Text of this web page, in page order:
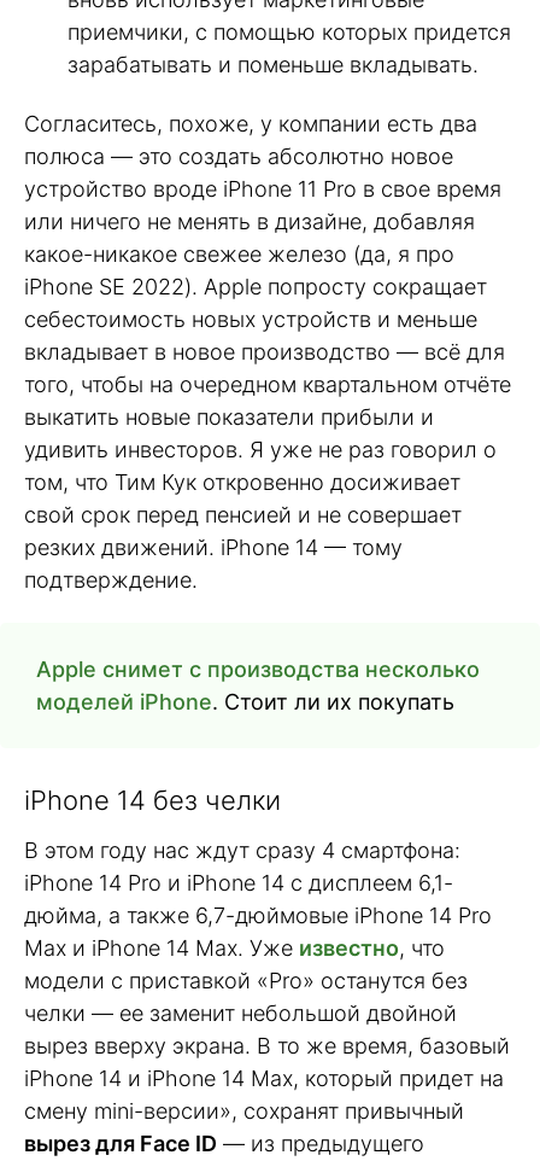
приемчики, с помощью которых придется
зарабатывать и поменьше вкладывать.
Согласитесь, похоже, у компании есть два
полюса — это создать абсолютно новое
устройство вроде iPhone 11 Pro в свое время
или ничего не менять в дизайне, добавляя
какое-никакое свежее железо (да, я про
iPhone SE 2022). Apple попросту сокращает
себестоимость новых устройств и меньше
вкладывает в новое производство — всё для
того, чтобы на очередном квартальном отчёте
выкатить новые показатели прибыли и
удивить инвесторов. Я уже не раз говорил о
том, что Тим Кук откровенно досиживает
свой срок перед пенсией и не совершает
резких движений. iPhone 14 — тому
подтверждение.
Apple снимет с производства несколько
моделей iPhone. Стоит ли их покупать
iPhone 14 без челки
В этом году нас ждут сразу 4 смартфона:
iPhone 14 Pro и iPhone 14 с дисплеем 6,1-
дюйма, а также 6,7-дюймовые iPhone 14 Pro
Max и iPhone 14 Max. Уже известно, что
модели с приставкой «Pro» останутся без
челки — ее заменит небольшой двойной
вырез вверху экрана. В то же время, базовый
iPhone 14 и iPhone 14 Max, который придет на
смену mini-версии», сохранят привычный
вырез для Face ID — из предыдущего